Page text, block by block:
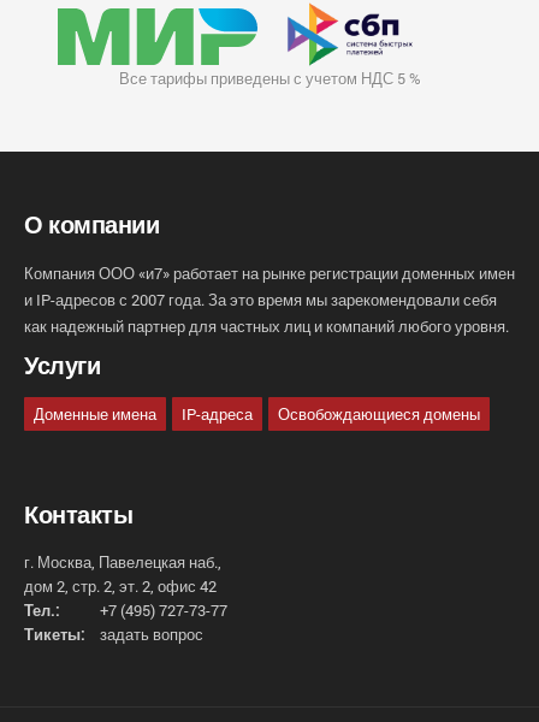
Все тарифы приведены с учетом НДС 5 %
О компании
Компания ООО «и7» работает на рынке регистрации доменных имен
и IP-адресов с 2007 года. За это время мы зарекомендовали себя
как надежный партнер для частных лиц и компаний любого уровня.
Услуги
Доменные имена IP-адреса Освобождающиеся домены
Контакты
г. Москва, Павелецкая наб.,
дом 2, стр. 2, эт. 2, офис 42
Тел.:
+7 (495) 727-73-77
Тикеты:
задать вопрос